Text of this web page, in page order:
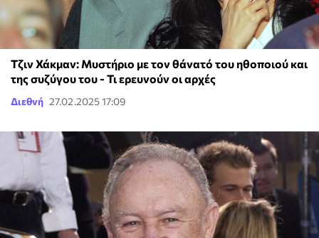
Τζιν Χάκμαν: Μυστήριο με τον θάνατό του ηθοποιού και
της συζύγου του - Τι ερευνούν οι αρχές
Διεθνή 27.02.2025 17:09